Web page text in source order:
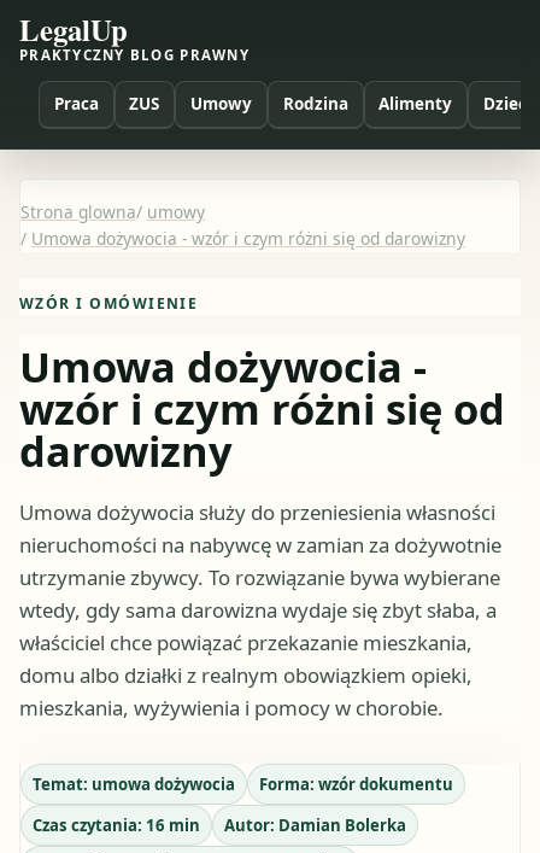
LegalUp
PRAKTYCZNY BLOG PRAWNY
Praca ZUS Umowy Rodzina Alimenty Dzieci
Strona glowna/ umowy
/ Umowa dożywocia - wzór i czym różni się od darowizny
WZÓR I OMÓWIENIE
Umowa dożywocia -
wzór i czym różni się od
darowizny
Umowa dożywocia służy do przeniesienia własności
nieruchomości na nabywcę w zamian za dożywotnie
utrzymanie zbywcy. To rozwiązanie bywa wybierane
wtedy, gdy sama darowizna wydaje się zbyt słaba, a
właściciel chce powiązać przekazanie mieszkania,
domu albo działki z realnym obowiązkiem opieki,
mieszkania, wyżywienia i pomocy w chorobie.
Temat: umowa dożywocia Forma: wzór dokumentu
Czas czytania: 16 min Autor: Damian Bolerka